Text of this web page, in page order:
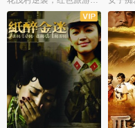
全42集
全35集